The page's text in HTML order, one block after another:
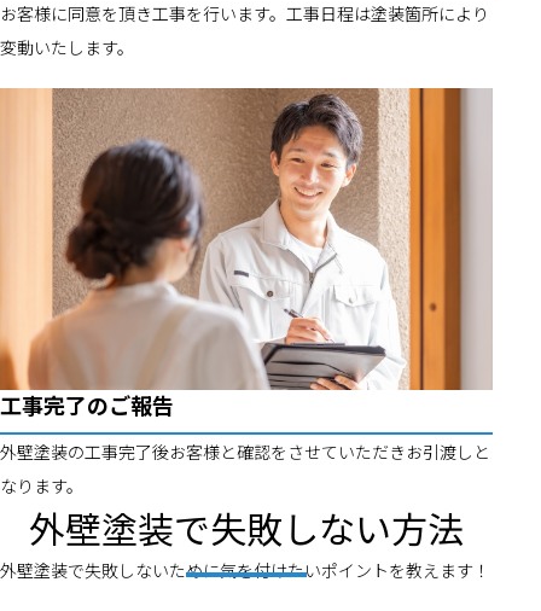
お客様に同意を頂き工事を行います。工事日程は塗装箇所により
変動いたします。
工事完了のご報告
外壁塗装の工事完了後お客様と確認をさせていただきお引渡しと
なります。
外壁塗装で失敗しない方法
外壁塗装で失敗しないために気を付けたいポイントを教えます！